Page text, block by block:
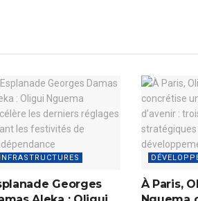
INFRASTRUCTURES
Georges
À Paris,